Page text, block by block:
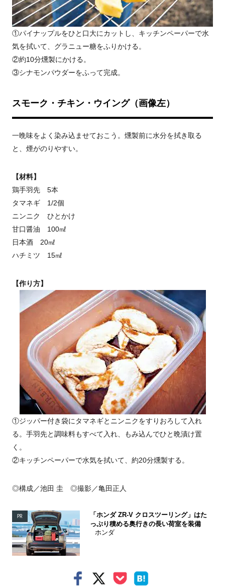
①パイナップルをひと口大にカットし、キッチンペーパーで水
気を拭いて、グラニュー糖をふりかける。
②約10分燻製にかける。
③シナモンパウダーをふって完成。
スモーク・チキン・ウイング（画像左）
一晩味をよく染み込ませておこう。燻製前に水分を拭き取る
と、煙がのりやすい。
【材料】
鶏手羽先 5本
タマネギ 1/2個
ニンニク ひとかけ
甘口醤油 100㎖
日本酒 20㎖
ハチミツ 15㎖
【作り方】
①ジッパー付き袋にタマネギとニンニクをすりおろして入れ
る。手羽先と調味料もすべて入れ、もみ込んでひと晩漬け置
く。
②キッチンペーパーで水気を拭いて、約20分燻製する。
◎構成／池田 圭 ◎撮影／亀田正人
PR
「ホンダ ZR-V クロスツーリング」はた
っぷり積める奥行きの長い荷室を装備
ホンダ